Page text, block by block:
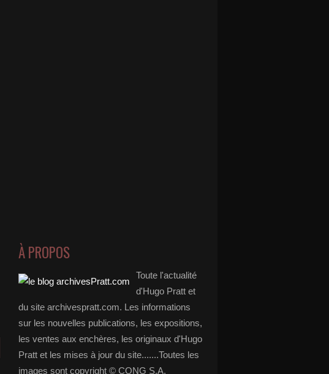
À PROPOS
Toute l'actualité
d'Hugo Pratt et
du site archivespratt.com. Les informations
sur les nouvelles publications, les expositions,
les ventes aux enchères, les originaux d'Hugo
Pratt et les mises à jour du site.......Toutes les
images sont copyright © CONG S.A.